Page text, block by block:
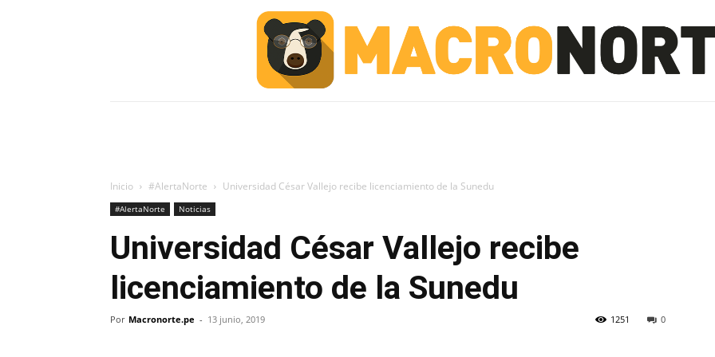
Inicio #AlertaNorte Universidad César Vallejo recibe licenciamiento de la Sunedu
#AlertaNorte Noticias
Universidad César Vallejo recibe
licenciamiento de la Sunedu
Por Macronorte.pe - 13 junio, 2019 0
1251